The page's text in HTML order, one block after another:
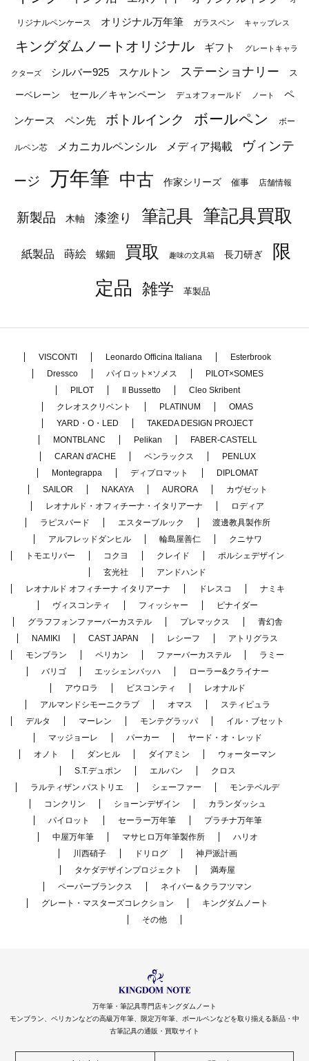
リジナルペンケース オリジナル万年筆 ガラスペン キャップレス
キングダムノートオリジナル ギフト グレートキャラ
クターズ シルバー925 スケルトン ステーショナリー ス
ーベレーン セール／キャンペーン デュオフォールド ノート ペ
ンケース ペン先 ボトルインク ボールペン ボー
ルペン芯 メカニカルペンシル メディア掲載 ヴィンテ
ージ 万年筆 中古 作家シリーズ 催事 店舗情報
新製品 木軸 漆塗り 筆記具 筆記具買取
紙製品 蒔絵 螺鈿 買取 趣味の文具箱 長刀研ぎ
限
定品
雑学 革製品
VISCONTI Leonardo Officina Italiana
Esterbrook
Dressco
パイロット×ソメス
PILOT×SOMES
PILOT
Il Bussetto
Cleo Skribent
クレオスクリベント
PLATINUM
OMAS
YARD・O・LED
TAKEDA DESIGN PROJECT
MONTBLANC
Pelikan
FABER-CASTELL
CARAN d'ACHE
ペンラックス
PENLUX
Montegrappa
ディプロマット
DIPLOMAT
SAILOR
NAKAYA AURORA
カヴゼット
レオナルド・オフィチーナ・イタリアーナ
ロディア
ラピスバード
エスターブルック
渡邊教具製作所
アルフレッドダンヒル
輪島屋善仁
クニサワ
トモエリバー
コクヨ クレイド
ポルシェデザイン
玄光社
アンドハンド
レオナルド オフィチーナ イタリアーナ
ドレスコ
ナミキ
ヴィスコンティ
フィッシャー
ピナイダー
グラフフォンファーバーカステル
プレマックス
青幻舎
NAMIKI
CAST JAPAN レシーフ
アトリグラス
モンブラン
ペリカン ファーバーカステル
ラミー
バリゴ
エッシェンバッハ
ローラー&クライナー
アウロラ
ビスコンティ
レオナルド
アルマンドシモーニクラブ
オマス
スティピュラ
デルタ
マーレン モンテグラッパ
イル・ブセット
マッジョーレ
パーカー
ヤード・オ・レッド
オノト
ダンヒル ダイアミン
ウォーターマン
S.T.デュポン
エルバン
クロス
ラルティザン パストリエ
シェーファー
モンテベルデ
コンクリン
ショーンデザイン
カランダッシュ
パイロット
セーラー万年筆
プラチナ万年筆
中屋万年筆
マサヒロ万年筆製作所
ハリオ
川西硝子
ドリログ
神戸派計画
タケダデザインプロジェクト
満寿屋
ペーパーブランクス
ネイバー＆クラフツマン
グレート・マスターズコレクション
キングダムノート
その他
万年筆・筆記具専門店キングダムノート
モンブラン、ペリカンなどの高級万年筆、限定万年筆、ボールペンなどを取り揃える新品・中
古筆記具の通販・買取サイト